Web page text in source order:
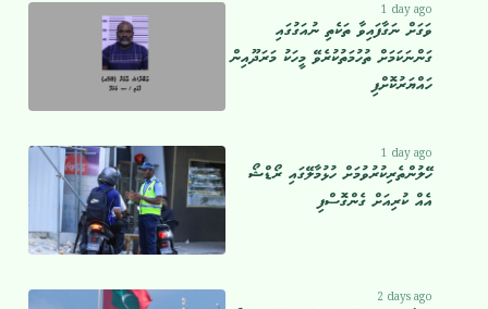
1 day ago
ވަގަށް ނަގާފައިވާ ތަކެތި ނުއަގުގައި
ގަންނަކަމަށް ތުހުމަތުކުރެވޭ މީހަކު މަރަދޫއިން
ހައްޔަރުކޮށްފި
1 day ago
ހޭލުންތެރިކުރުވުމަށް ހުޅުމާލޭގައި ރޯޑްޝޯ
އެއް ކުރިއަށް ގެންގޮސްފި
2 days ago